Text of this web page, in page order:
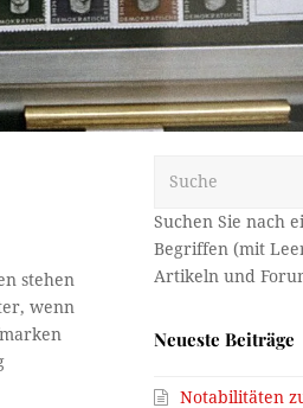
stehen
wenn
Neueste Beiträge
Notabilitäten